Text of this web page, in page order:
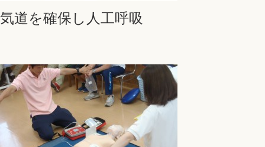
気道を確保し人工呼吸